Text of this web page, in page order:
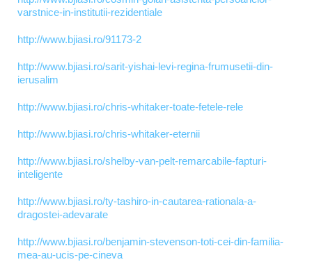
varstnice-in-institutii-rezidentiale
http://www.bjiasi.ro/91173-2
http://www.bjiasi.ro/sarit-yishai-levi-regina-frumusetii-din-
ierusalim
http://www.bjiasi.ro/chris-whitaker-toate-fetele-rele
http://www.bjiasi.ro/chris-whitaker-eternii
http://www.bjiasi.ro/shelby-van-pelt-remarcabile-fapturi-
inteligente
http://www.bjiasi.ro/ty-tashiro-in-cautarea-rationala-a-
dragostei-adevarate
http://www.bjiasi.ro/benjamin-stevenson-toti-cei-din-familia-
mea-au-ucis-pe-cineva